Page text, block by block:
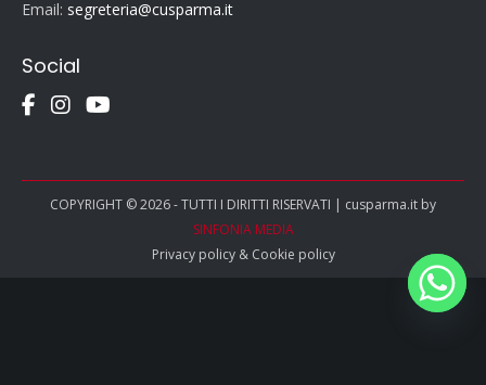
Email: segreteria@cusparma.it
Social
COPYRIGHT © 2026 - TUTTI I DIRITTI RISERVATI | cusparma.it by
SINFONIA MEDIA
Privacy policy& Cookie policy